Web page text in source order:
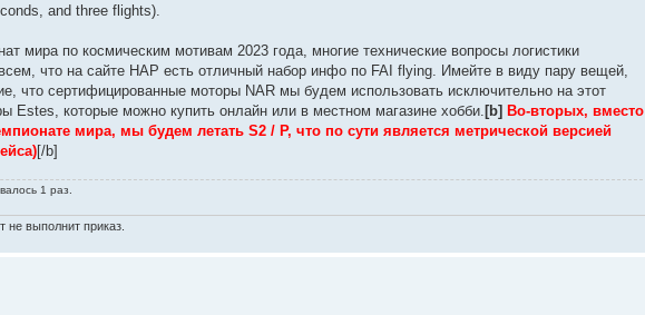
and three flights).
мира по космическим мотивам 2023 года, многие технические вопросы логистики
что на сайте НАР есть отличный набор инфо по FAI flying. Имейте в виду пару вещей,
что сертифицированные моторы NAR мы будем использовать исключительно на этот
Estes, которые можно купить онлайн или в местном магазине хобби. [b] Во-вторых, вместо
мира, мы будем летать S2 / P, что по сути является метрической версией
[/b]
1 раз.
не выполнит приказ.